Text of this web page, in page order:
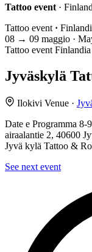
Tattoo event ·
Tattoo event ·
08 → 09 maggio ·
Tattoo event Finlandia
Jyväskylä
Ilokivi Venue ·
Date e Programma
airaalantie 2, 40600
Jyvä kylä Tattoo &
See next event